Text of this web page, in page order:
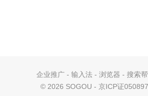
企业推广 - 输入法 - 浏览器 - 搜索
© 2026 SOGOU - 京ICP证